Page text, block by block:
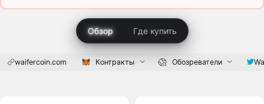
Обзор Где купить
waifercoin.com Контракты Обозреватели